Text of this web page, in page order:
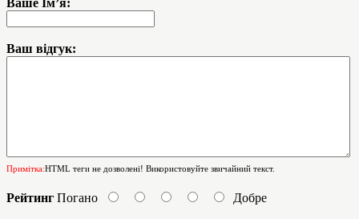
Ваше Ім’я:
Ваш відгук:
Примітка:HTML теги не дозволені! Використовуйте звичайний текст.
Рейтинг Погано Добре